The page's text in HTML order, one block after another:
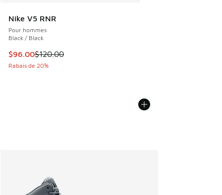
Nike V5 RNR
Pour hommes
Black / Black
Cet article est en solde. Le prix est passé de $120.00 à
$96.00$120.00
Rabais de 20%